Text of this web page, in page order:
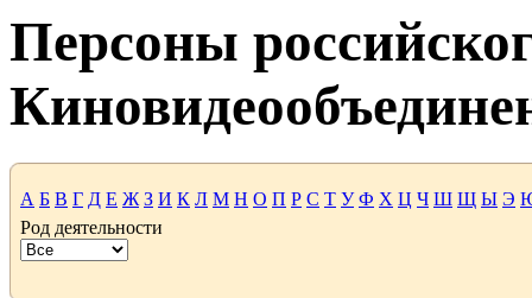
Персоны
А Б В Г Д Е Ж З И К Л М Н О П Р С Т У Ф Х Ц Ч Ш Щ Ы Э
Род деятельности